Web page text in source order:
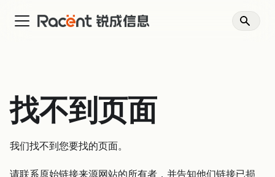
找不到页面
我们找不到您要找的页面。
请联系原始链接来源网站的所有者，并告知他们链接已损